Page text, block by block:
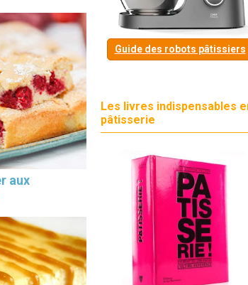
aux
Guide des robots pâtissiers
Les livres indispensables
pâtisserie